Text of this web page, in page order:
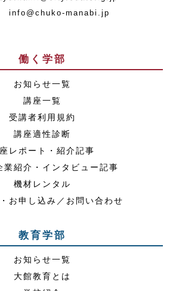
info@chuko-manabi.jp
働く学部
お知らせ一覧
講座一覧
受講者利用規約
講座適性診断
レポート・紹介記事
業紹介・インタビュー記事
機材レンタル
お申し込み／お問い合わせ
教育学部
お知らせ一覧
大館教育とは